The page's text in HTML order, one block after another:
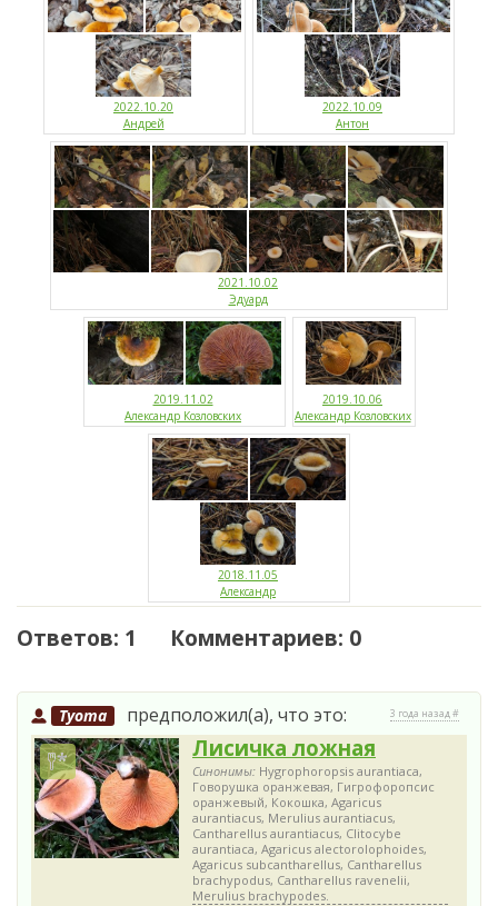
2022.10.20
Андрей
2022.10.09
Антон
2021.10.02
Эдуард
2019.11.02
Александр Козловских
2019.10.06
Александр Козловских
2018.11.05
Александр
Ответов: 1 Комментариев: 0
Tyoma предположил(а), что это: 3 года назад #
Лисичка ложная
Синонимы: Hygrophoropsis aurantiaca,
Говорушка оранжевая, Гигрофоропсис
оранжевый, Кокошка, Agaricus
aurantiacus, Merulius aurantiacus,
Cantharellus aurantiacus, Clitocybe
aurantiaca, Agaricus alectorolophoides,
Agaricus subcantharellus, Cantharellus
brachypodus, Cantharellus ravenelii,
Merulius brachypodes.